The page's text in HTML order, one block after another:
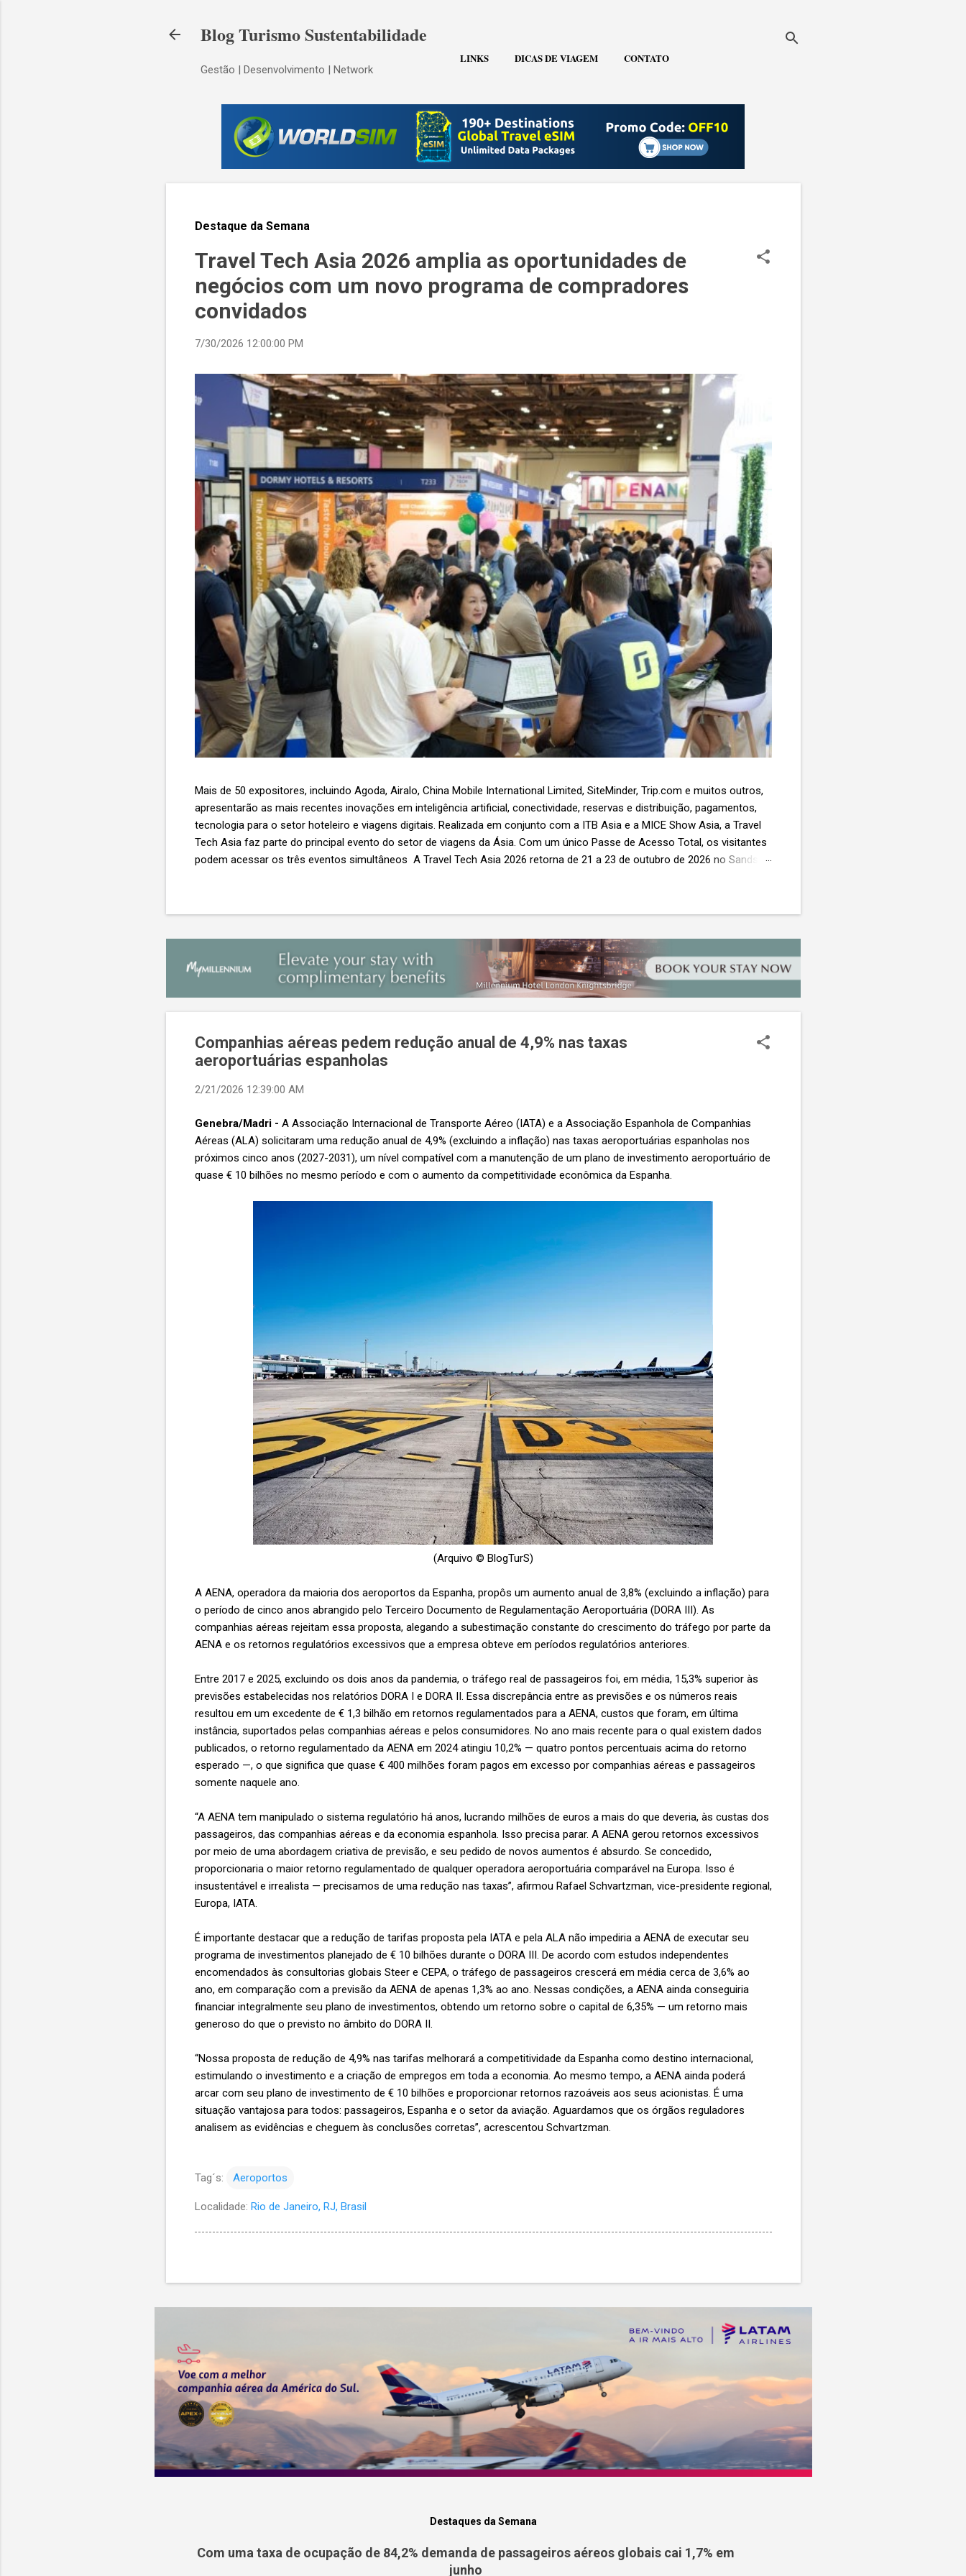
Blog Turismo Sustentabilidade
Gestão | Desenvolvimento | Network
LINKS DICAS DE VIAGEM CONTATO
Destaque da Semana
Travel Tech Asia 2026 amplia as oportunidades de
negócios com um novo programa de compradores
convidados
7/30/2026 12:00:00 PM
Mais de 50 expositores, incluindo Agoda, Airalo, China Mobile International Limited, SiteMinder, Trip.com e muitos outros,
apresentarão as mais recentes inovações em inteligência artificial, conectividade, reservas e distribuição, pagamentos,
tecnologia para o setor hoteleiro e viagens digitais. Realizada em conjunto com a ITB Asia e a MICE Show Asia, a Travel
Tech Asia faz parte do principal evento do setor de viagens da Ásia. Com um único Passe de Acesso Total, os visitantes
podem acessar os três eventos simultâneos A Travel Tech Asia 2026 retorna de 21 a 23 de outubro de 2026 no Sands
de importantes nomes do setor e debates sobre as principais tendências que impulsionam a próxima geração da
Companhias aéreas pedem redução anual de 4,9% nas taxas
aeroportuárias espanholas
2/21/2026 12:39:00 AM
Genebra/Madri - A Associação Internacional de Transporte Aéreo (IATA) e a Associação Espanhola de Companhias
Aéreas (ALA) solicitaram uma redução anual de 4,9% (excluindo a inflação) nas taxas aeroportuárias espanholas nos
próximos cinco anos (2027-2031), um nível compatível com a manutenção de um plano de investimento aeroportuário de
quase € 10 bilhões no mesmo período e com o aumento da competitividade econômica da Espanha.
(Arquivo © BlogTurS)
A AENA, operadora da maioria dos aeroportos da Espanha, propôs um aumento anual de 3,8% (excluindo a inflação) para
o período de cinco anos abrangido pelo Terceiro Documento de Regulamentação Aeroportuária (DORA III). As
companhias aéreas rejeitam essa proposta, alegando a subestimação constante do crescimento do tráfego por parte da
AENA e os retornos regulatórios excessivos que a empresa obteve em períodos regulatórios anteriores.
Entre 2017 e 2025, excluindo os dois anos da pandemia, o tráfego real de passageiros foi, em média, 15,3% superior às
previsões estabelecidas nos relatórios DORA I e DORA II. Essa discrepância entre as previsões e os números reais
resultou em um excedente de € 1,3 bilhão em retornos regulamentados para a AENA, custos que foram, em última
instância, suportados pelas companhias aéreas e pelos consumidores. No ano mais recente para o qual existem dados
publicados, o retorno regulamentado da AENA em 2024 atingiu 10,2% — quatro pontos percentuais acima do retorno
esperado —, o que significa que quase € 400 milhões foram pagos em excesso por companhias aéreas e passageiros
somente naquele ano.
“A AENA tem manipulado o sistema regulatório há anos, lucrando milhões de euros a mais do que deveria, às custas dos
passageiros, das companhias aéreas e da economia espanhola. Isso precisa parar. A AENA gerou retornos excessivos
por meio de uma abordagem criativa de previsão, e seu pedido de novos aumentos é absurdo. Se concedido,
proporcionaria o maior retorno regulamentado de qualquer operadora aeroportuária comparável na Europa. Isso é
insustentável e irrealista — precisamos de uma redução nas taxas”, afirmou Rafael Schvartzman, vice-presidente regional,
Europa, IATA.
É importante destacar que a redução de tarifas proposta pela IATA e pela ALA não impediria a AENA de executar seu
programa de investimentos planejado de € 10 bilhões durante o DORA III. De acordo com estudos independentes
encomendados às consultorias globais Steer e CEPA, o tráfego de passageiros crescerá em média cerca de 3,6% ao
ano, em comparação com a previsão da AENA de apenas 1,3% ao ano. Nessas condições, a AENA ainda conseguiria
financiar integralmente seu plano de investimentos, obtendo um retorno sobre o capital de 6,35% — um retorno mais
generoso do que o previsto no âmbito do DORA II.
“Nossa proposta de redução de 4,9% nas tarifas melhorará a competitividade da Espanha como destino internacional,
estimulando o investimento e a criação de empregos em toda a economia. Ao mesmo tempo, a AENA ainda poderá
arcar com seu plano de investimento de € 10 bilhões e proporcionar retornos razoáveis ​​aos seus acionistas. É uma
situação vantajosa para todos: passageiros, Espanha e o setor da aviação. Aguardamos que os órgãos reguladores
analisem as evidências e cheguem às conclusões corretas”, acrescentou Schvartzman.
Tag´s: Aeroportos
Localidade: Rio de Janeiro, RJ, Brasil
Destaques da Semana
Com uma taxa de ocupação de 84,2% demanda de passageiros aéreos globais cai 1,7% em
junho